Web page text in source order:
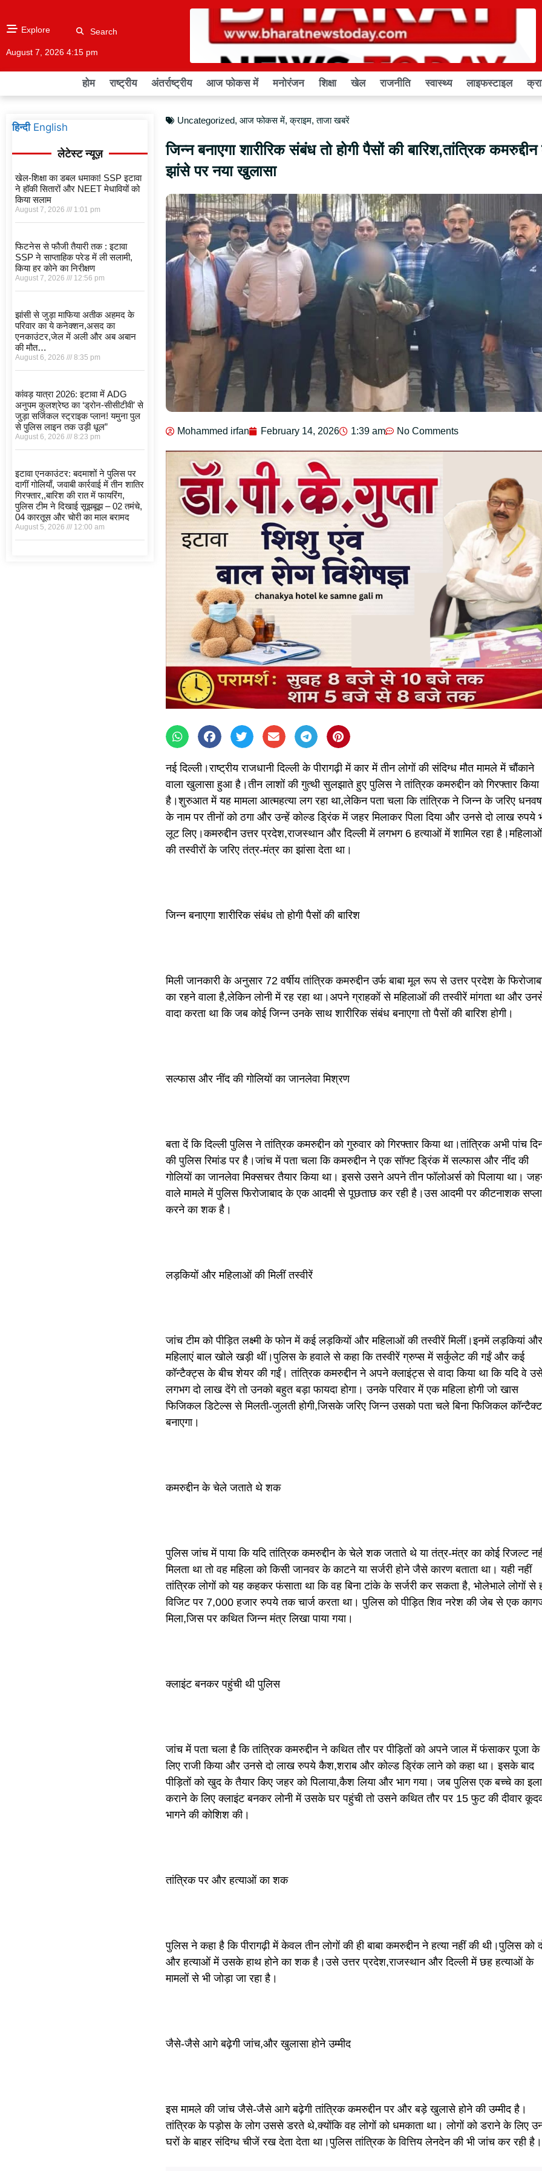
Explore Search
August 7, 2026 4:15 pm
होम राष्ट्रीय अंतर्राष्ट्रीय आज फोकस में मनोरंजन शिक्षा खेल राजनीति स्वास्थ्य लाइफस्टाइल
हिन्दी English
लेटेस्ट न्यूज़
खेल-शिक्षा का डबल धमाका! SSP इटावा
ने हॉकी सितारों और NEET मेधावियों को
किया सलाम
August 7, 2026 1:01 pm
फिटनेस से फौजी तैयारी तक : इटावा
SSP ने साप्ताहिक परेड में ली सलामी,
किया हर कोने का निरीक्षण
August 7, 2026 12:56 pm
झांसी से जुड़ा माफिया अतीक अहमद के
परिवार का ये कनेक्शन,असद का
एनकाउंटर,जेल में अली और अब अबान
की मौत…
August 6, 2026 8:35 pm
कांवड़ यात्रा 2026: इटावा में ADG
अनुपम कुलश्रेष्ठ का ‘ड्रोन-सीसीटीवी’ से
जुड़ा सर्जिकल स्ट्राइक प्लान! यमुना पुल
से पुलिस लाइन तक उड़ी धूल”
August 6, 2026 8:23 pm
इटावा एनकाउंटर: बदमाशों ने पुलिस पर
दागीं गोलियाँ, जवाबी कार्रवाई में तीन शातिर
गिरफ्तार,,बारिश की रात में फायरिंग,
पुलिस टीम ने दिखाई सूझबूझ – 02 तमंचे,
04 कारतूस और चोरी का माल बरामद
August 5, 2026 12:00 am
Uncategorized, आज फोकस में,क्राइम,ताजा खबरें
जिन्न बनाएगा शारीरिक संबंध तो होगी पैसों की बारिश,तांत्रिक
झांसे पर नया खुलासा
Mohammed irfan February 14, 2026 1:39 am No Comments
नई दिल्ली।राष्ट्रीय राजधानी दिल्ली के पीरागढ़ी में कार में तीन लोगों की संदिग्ध मौत मामले में चौंकाने
वाला खुलासा हुआ है।तीन लाशों की गुत्थी सुलझाते हुए पुलिस ने तांत्रिक कमरुद्दीन को गिरफ्तार किया
है।शुरुआत में यह मामला आत्महत्या लग रहा था,लेकिन पता चला कि तांत्रिक ने जिन्न के जरिए
के नाम पर तीनों को ठगा और उन्हें कोल्ड ड्रिंक में जहर मिलाकर पिला दिया और उनसे दो लाख रुपये
लूट लिए।कमरुद्दीन उत्तर प्रदेश,राजस्थान और दिल्ली में लगभग 6 हत्याओं में शामिल रहा है।महिलाओं
की तस्वीरों के जरिए तंत्र-मंत्र का झांसा देता था।
जिन्न बनाएगा शारीरिक संबंध तो होगी पैसों की बारिश
मिली जानकारी के अनुसार‌ 72 वर्षीय तांत्रिक कमरुद्दीन उर्फ बाबा मूल रूप से उत्तर प्रदेश के
का रहने वाला है,लेकिन लोनी में रह रहा था।अपने ग्राहकों से महिलाओं की तस्वीरें मांगता था और
वादा करता था कि जब कोई जिन्न उनके साथ शारीरिक संबंध बनाएगा तो पैसों की बारिश होगी।
सल्फास और नींद की गोलियों का जानलेवा मिश्रण
बता दें कि दिल्ली पुलिस ने तांत्रिक कमरुद्दीन को गुरुवार को गिरफ्तार किया था।तांत्रिक अभी पांच
की पुलिस रिमांड पर है।जांच में पता चला कि कमरुद्दीन ने एक सॉफ्ट ड्रिंक में सल्फास और नींद की
गोलियों का जानलेवा मिक्सचर तैयार किया था। इससे उसने अपने तीन फॉलोअर्स को पिलाया था।
वाले मामले में पुलिस फिरोजाबाद के एक आदमी से पूछताछ कर रही है।उस आदमी पर कीटनाशक
करने का शक है।
लड़कियों और महिलाओं की मिलीं तस्वीरें
जांच टीम को पीड़ित लक्ष्मी के फोन में कई लड़कियों और महिलाओं की तस्वीरें मिलीं।इनमें लड़कियां और
महिलाएं बाल खोले खड़ी थीं।पुलिस के हवाले से कहा कि तस्वीरें ग्रुप्स में सर्कुलेट की गईं और कई
कॉन्टैक्ट्स के बीच शेयर की गईं। तांत्रिक कमरुद्दीन ने अपने क्लाइंट्स से वादा किया था कि यदि वे
लगभग दो लाख देंगे तो उनको बहुत बड़ा फायदा होगा। उनके परिवार में एक महिला होगी जो खास
फिजिकल डिटेल्स से मिलती-जुलती होगी,जिसके जरिए जिन्न उसको पता चले बिना फिजिकल कॉन्टैक्ट
बनाएगा।
कमरुद्दीन के चेले जताते थे शक
पुलिस जांच में पाया कि यदि तांत्रिक कमरुद्दीन के चेले शक जताते थे या तंत्र-मंत्र का कोई रिजल्ट
मिलता था तो वह महिला को किसी जानवर के काटने या सर्जरी होने जैसे कारण बताता था। यही नहीं
तांत्रिक लोगों को यह कहकर फंसाता था कि वह बिना टांके के सर्जरी कर सकता है, भोलेभाले लोगों से
विजिट पर 7,000 हजार रुपये तक चार्ज करता था। पुलिस को पीड़ित शिव नरेश की जेब से एक
मिला,जिस पर कथित जिन्न मंत्र लिखा पाया गया।
क्लाइंट बनकर पहुंची थी पुलिस
जांच में पता चला है कि तांत्रिक कमरुद्दीन ने कथित तौर पर पीड़ितों को अपने जाल में फंसाकर पूजा के
लिए राजी किया और उनसे दो लाख रुपये कैश,शराब और कोल्ड ड्रिंक लाने को कहा था। इसके बाद
पीड़ितों को खुद के तैयार किए जहर को पिलाया,कैश लिया और भाग गया। जब पुलिस एक बच्चे का
कराने के लिए क्लाइंट बनकर लोनी में उसके घर पहुंची तो उसने कथित तौर पर 15 फुट की दीवार
भागने की कोशिश की।
तांत्रिक पर और हत्याओं का शक
पुलिस ने कहा है कि पीरागढ़ी में केवल तीन लोगों की ही बाबा कमरुद्दीन ने हत्या नहीं की थी।पुलिस को
और हत्याओं में उसके हाथ होने का शक है।उसे उत्तर प्रदेश,राजस्थान और दिल्ली में छह हत्याओं के
मामलों से भी जोड़ा जा रहा है।
जैसे-जैसे आगे बढ़ेगी जांच,और खुलासा होने उम्मीद
इस मामले की जांच जैसे-जैसे आगे बढ़ेगी तांत्रिक कमरुद्दीन पर और बड़े खुलासे होने की उम्मीद है।
तांत्रिक के पड़ोस के लोग उससे डरते थे,क्योंकि वह लोगों को धमकाता था। लोगों को डराने के लिए
घरों के बाहर संदिग्ध चीजें रख देता देता था।पुलिस तांत्रिक के वित्तिय लेनदेन की भी जांच कर रही है।